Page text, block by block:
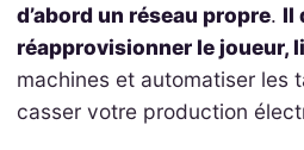
d’abord un réseau propre. Il
réapprovisionner le joueur,
machines et automatiser les
casser votre production